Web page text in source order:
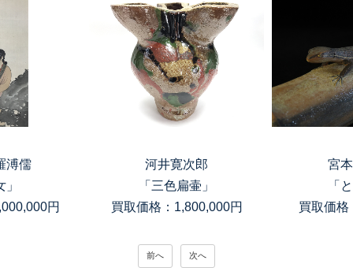
溥儒
円
河井寛次郎
「三色扁壷」
買取価格：1,800,000円
宮
「
買取価格
前へ 次へ